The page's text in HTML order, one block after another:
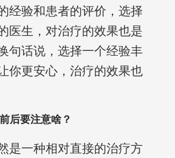
经验和患者的评价，选择
医生，对治疗的效果也是
句话说，选择一个经验丰
你更安心，治疗的效果也
后要注意啥？
是一种相对直接的治疗方